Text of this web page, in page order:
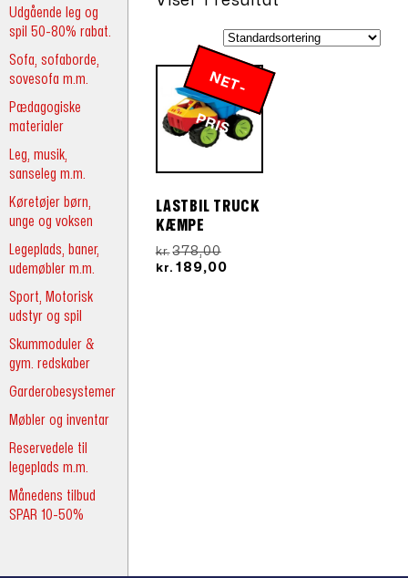
Udgående leg og
spil 50-80% rabat.
Sofa, sofaborde,
sovesofa m.m.
Pædagogiske
materialer
Leg, musik,
sanseleg m.m.
Køretøjer børn,
unge og voksen
Legeplads, baner,
udemøbler m.m.
Sport, Motorisk
udstyr og spil
Skummoduler &
gym. redskaber
Garderobesystemer
Møbler og inventar
Reservedele til
legeplads m.m.
Månedens tilbud
SPAR 10-50%
N
E
T
-
P
R
IS
LASTBIL TRUCK
KÆMPE
kr. 378,00Den
oprindelige
kr. 189,00Den